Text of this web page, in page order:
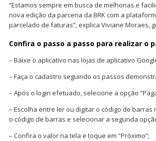
“Estamos sempre em busca de melhorias e
nova edição da parceria da BRK com a
parcelado de faturas”, explica Viviane Moraes,
Confira o passo a passo para realizar
– Baixe o aplicativo nas lojas de aplicativo
– Faça o cadastro seguindo os passos
– Após o login efetuado, selecione a opção
– Escolha entre ler ou digitar o código de
o código de barras e selecionar a segunda
– Confira o valor na tela e toque em “Próximo”;